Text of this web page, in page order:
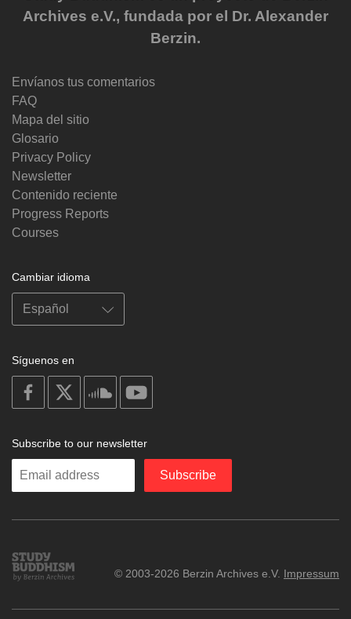
Archives e.V., fundada por el Dr. Alexander
Berzin.
Envíanos tus comentarios
FAQ
Mapa del sitio
Glosario
Privacy Policy
Newsletter
Contenido reciente
Progress Reports
Courses
Cambiar idioma
Síguenos en
on
facebook
on
on
soundcloud
Subscribe to our newsletter
Enter
Subscribe
Study
Buddhism
© 2003-2026 Berzin Archives e.V. Impressum